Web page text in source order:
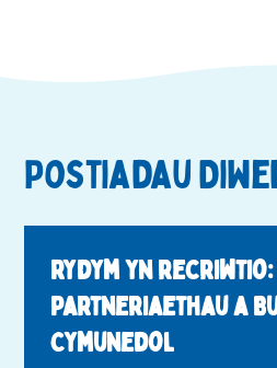
Postiadau
Rydym yn
Partneriaethau a
Cymunedol